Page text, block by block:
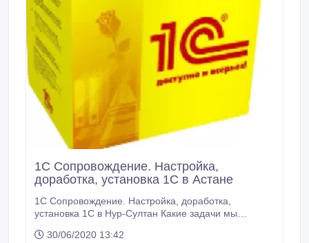
1С Сопровождение. Настройка,
доработка, установка 1С в Астане
1С Сопровождение. Настройка, доработка,
установка 1С в Нур-Султан Какие задачи мы
торгового оборудование весы, кассовые аппараты,
30/06/2020 13:42